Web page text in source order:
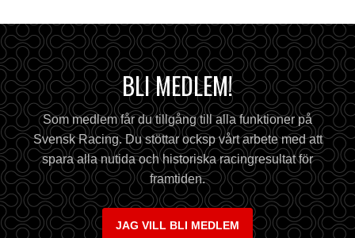
BLI MEDLEM!
Som medlem får du tillgång till alla funktioner på
Svensk Racing. Du stöttar ocksp vårt arbete med att
spara alla nutida och historiska racingresultat för
framtiden.
JAG VILL BLI MEDLEM